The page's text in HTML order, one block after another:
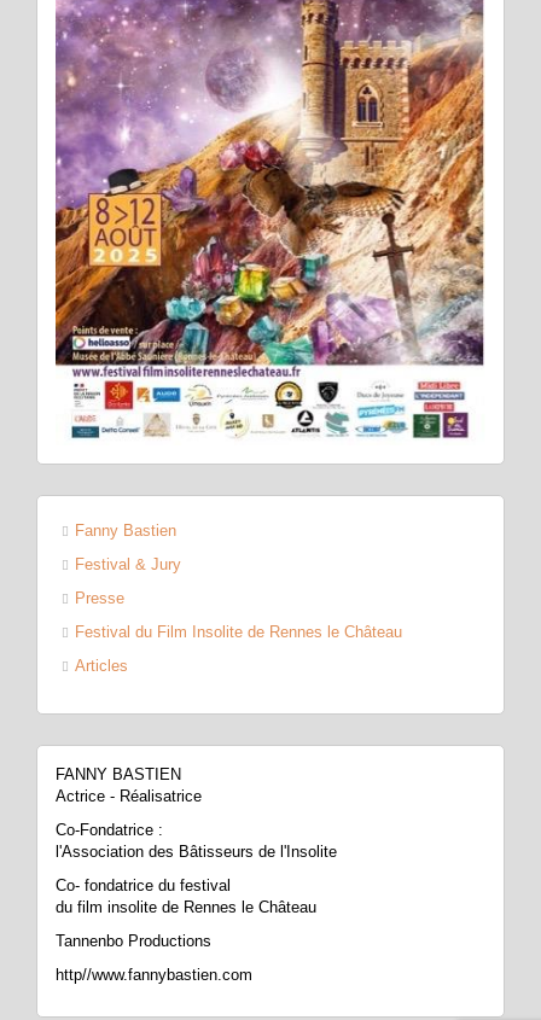
Fanny Bastien
Festival & Jury
Presse
Festival du Film Insolite de Rennes le Château
Articles
FANNY BASTIEN
Actrice - Réalisatrice
Co-Fondatrice :
l'Association des Bâtisseurs de l'Insolite
Co- fondatrice du festival
du film insolite de Rennes le Château
Tannenbo Productions
http//www.fannybastien.com